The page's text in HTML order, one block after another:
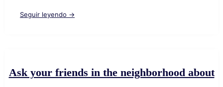
Seguir leyendo →
Ask your friends in the neighborhood about